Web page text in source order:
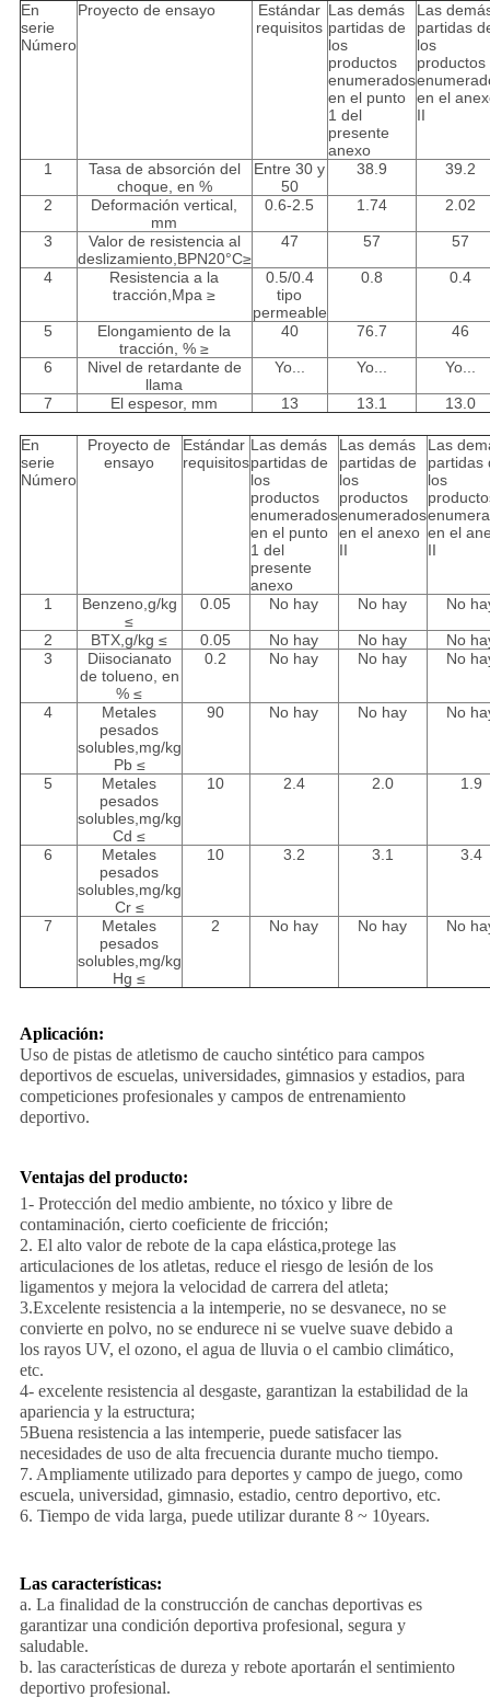
En
serie
Número
Proyecto de ensayo
Estándar
requisitos
Las demás
partidas de
los
productos
enumerados
en el punto
1 del
presente
anexo
Las
partidas
los
productos
en el
II
1
Tasa de absorción del
choque, en %
Entre 30 y
50
38.9 39.2
2
Deformación vertical,
mm
0.6-2.5 1.74 2.02
3
Valor de resistencia al
deslizamiento,BPN20°C≥
47 57 57
4
Resistencia a la
tracción,Mpa ≥
0.5/0.4
tipo
permeable
0.8 0.4
5
Elongamiento de la
tracción, % ≥
40 76.7 46
6
Nivel de retardante de
llama
Yo... Yo... Yo...
7 El espesor, mm 13 13.1 13.0
En
serie
Número
Proyecto de
ensayo
Estándar
requisitos
Las demás
partidas de
los
productos
enumerados
en el punto
1 del
presente
anexo
Las demás
partidas de
los
productos
enumerados
en el anexo
II
Las
partidas
los
en el
II
1
Benzeno,g/kg
≤
0.05 No hay No hay No
2 BTX,g/kg ≤ 0.05 No hay No hay
No
3
Diisocianato
de tolueno, en
% ≤
0.2 No hay No hay No
4
Metales
pesados
solubles,mg/kg
Pb ≤
90 No hay No hay No
5
Metales
pesados
solubles,mg/kg
Cd ≤
10 2.4 2.0 1.9
6
Metales
pesados
solubles,mg/kg
Cr ≤
10 3.2 3.1 3.4
7
Metales
pesados
solubles,mg/kg
Hg ≤
2 No hay No hay No
Aplicación:
Uso de pistas de atletismo de caucho sintético para campos
deportivos de escuelas, universidades, gimnasios y estadios, para
competiciones profesionales y campos de entrenamiento
deportivo.
Ventajas del producto:
1- Protección del medio ambiente, no tóxico y libre de
contaminación, cierto coeficiente de fricción;
2. El alto valor de rebote de la capa elástica,protege las
articulaciones de los atletas, reduce el riesgo de lesión de los
ligamentos y mejora la velocidad de carrera del atleta;
3.Excelente resistencia a la intemperie, no se desvanece, no se
convierte en polvo, no se endurece ni se vuelve suave debido a
los rayos UV, el ozono, el agua de lluvia o el cambio climático,
etc.
4- excelente resistencia al desgaste, garantizan la estabilidad de la
apariencia y la estructura;
5Buena resistencia a las intemperie, puede satisfacer las
necesidades de uso de alta frecuencia durante mucho tiempo.
7. Ampliamente utilizado para deportes y campo de juego, como
escuela, universidad, gimnasio, estadio, centro deportivo, etc.
6. Tiempo de vida larga, puede utilizar durante 8 ~ 10years.
Las características:
a. La finalidad de la construcción de canchas deportivas es
garantizar una condición deportiva profesional, segura y
saludable.
b. las características de dureza y rebote aportarán el sentimiento
deportivo profesional.